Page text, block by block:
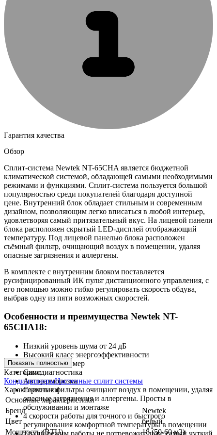
Гарантия качества
Обзор
Сплит-система Newtek NT-65CHA является бюджетной
климатической системой, обладающей самыми необходимыми
режимами и функциями. Сплит-система пользуется большой
популярностью среди покупателей благодаря доступной
цене. Внутренний блок обладает стильным и современным
дизайном, позволяющим легко вписаться в любой интерьер,
удовлетворяя самый притязательный вкус. На лицевой панели
блока расположен скрытый LED-дисплей отображающий
температуру. Под лицевой панелью блока расположен
съёмный фильтр, очищающий воздух в помещении, удаляя
опасные загрязнения и аллергены.
В комплекте с внутренним блоком поставляется
русифицированный ИК пульт дистанционного управления, с
его помощью можно гибко регулировать скорость обдува,
выбрав одну из пяти возможных скоростей.
Особенности и преимущества Newtek NT-
65CHA18:
Низкий уровень шума от 24 дБ
Высокий класс энергоэффективности
24 часовой таймер
Самодиагностика
Авторазморозка
Съемные фильтры очищают воздух в помещении, удаляя
опасные загрязнения и аллергены. Просты в
обслуживании и монтаже
4 скорости работы для точного и быстрого
регулирования комфортной температуры в помещении
Показать полностью
Категории:
КондиционерыНастенные сплит системы
Характеристики
Основные характеристики
Бренд
Newtek
Цвет
белый
Мощность (BTU)
18 (50-60 м2)